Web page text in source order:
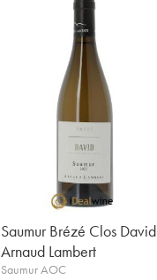
Saumur Brézé Clos David
Arnaud Lambert
Saumur AOC